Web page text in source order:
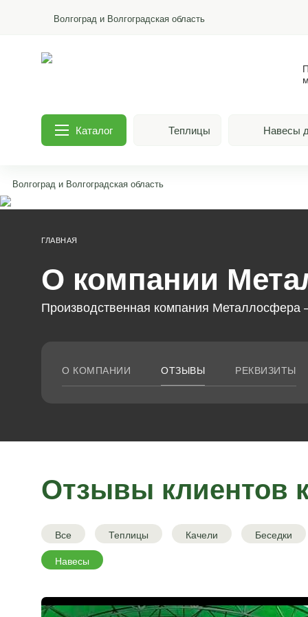
Волгоград и Волгоградская область
Каталог Теплицы Навесы
Волгоград и Волгоградская область
ГЛАВНАЯ
О компании
Производственная компания Металлосфера
О КОМПАНИИ ОТЗЫВЫ РЕКВИЗИТЫ
Отзывы клиентов
Все Теплицы Качели Беседки
Навесы